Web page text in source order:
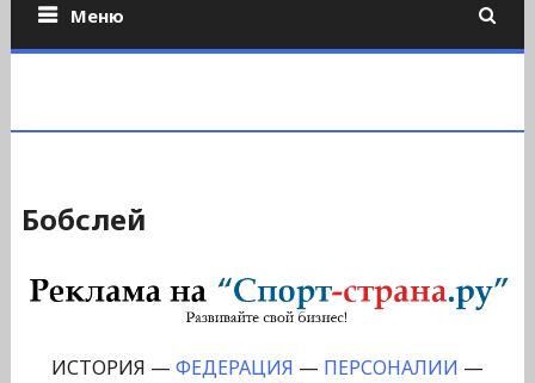
Меню
Бобслей
ИСТОРИЯ — ФЕДЕРАЦИЯ — ПЕРСОНАЛИИ —